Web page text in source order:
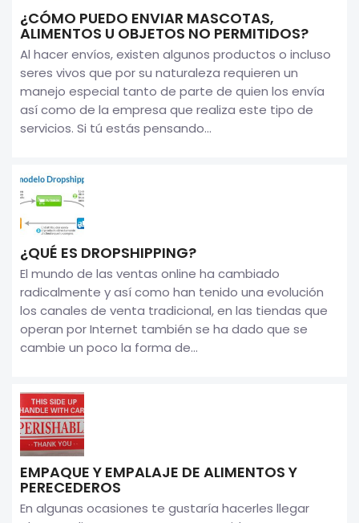
¿CÓMO PUEDO ENVIAR MASCOTAS,
ALIMENTOS U OBJETOS NO PERMITIDOS?
Al hacer envíos, existen algunos productos o incluso
seres vivos que por su naturaleza requieren un
manejo especial tanto de parte de quien los envía
así como de la empresa que realiza este tipo de
servicios. Si tú estás pensando...
¿QUÉ ES DROPSHIPPING?
El mundo de las ventas online ha cambiado
radicalmente y así como han tenido una evolución
los canales de venta tradicional, en las tiendas que
operan por Internet también se ha dado que se
cambie un poco la forma de...
EMPAQUE Y EMPALAJE DE ALIMENTOS Y
PERECEDEROS
En algunas ocasiones te gustaría hacerles llegar